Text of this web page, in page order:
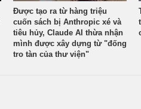
Được tạo ra từ hàng triệu
cuốn sách bị Anthropic xé và
tiêu hủy, Claude AI thừa nhận
mình được xây dựng từ "đống
tro tàn của thư viện"